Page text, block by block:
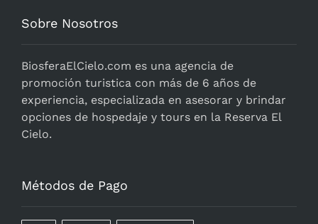
Sobre Nosotros
BiosferaElCielo.com es una agencia de
promoción turistica con más de 6 años de
experiencia, especializada en asesorar y brindar
opciones de hospedaje y tours en la Reserva El
Cielo.
Métodos de Pago